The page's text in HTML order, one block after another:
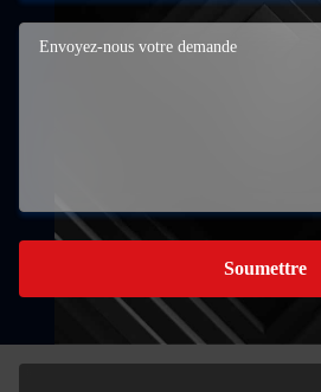
Soumettre